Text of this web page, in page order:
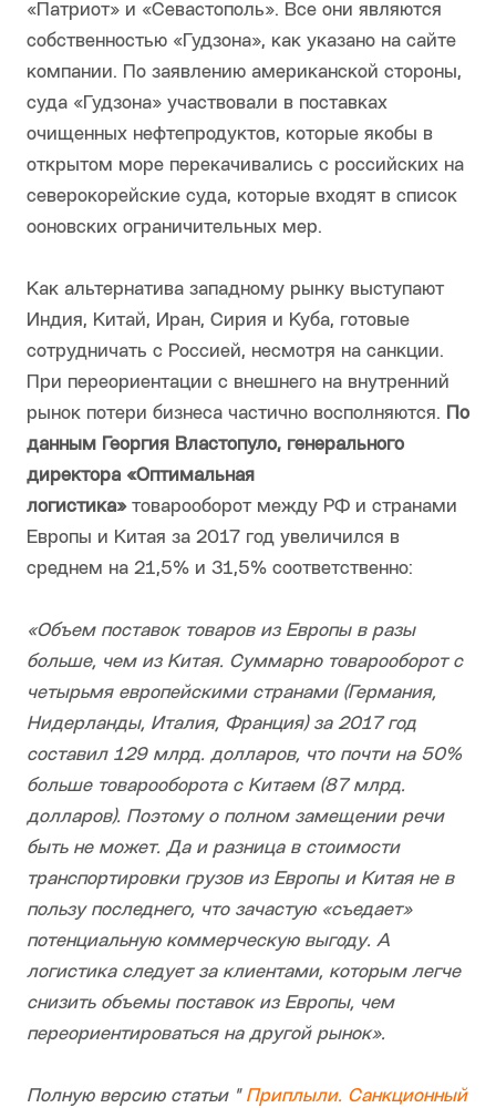
«Патриот» и «Севастополь». Все они являются
собственностью «Гудзона», как указано на сайте
компании. По заявлению американской стороны,
суда «Гудзона» участвовали в поставках
очищенных нефтепродуктов, которые якобы в
открытом море перекачивались с российских на
северокорейские суда, которые входят в список
ооновских ограничительных мер.
Как альтернатива западному рынку выступают
Индия, Китай, Иран, Сирия и Куба, готовые
сотрудничать с Россией, несмотря на санкции.
При переориентации с внешнего на внутренний
рынок потери бизнеса частично восполняются. По
данным Георгия Властопуло, генерального
директора «Оптимальная
логистика» товарооборот между РФ и странами
Европы и Китая за 2017 год увеличился в
среднем на 21,5% и 31,5% соответственно:
«Объем поставок товаров из Европы в разы
больше, чем из Китая. Суммарно товарооборот с
четырьмя европейскими странами (Германия,
Нидерланды, Италия, Франция) за 2017 год
составил 129 млрд. долларов, что почти на 50%
больше товарооборота с Китаем (87 млрд.
долларов). Поэтому о полном замещении речи
быть не может. Да и разница в стоимости
транспортировки грузов из Европы и Китая не в
пользу последнего, что зачастую «съедает»
потенциальную коммерческую выгоду. А
логистика следует за клиентами, которым легче
снизить объемы поставок из Европы, чем
переориентироваться на другой рынок».
Полную версию статьи " Приплыли. Санкционный